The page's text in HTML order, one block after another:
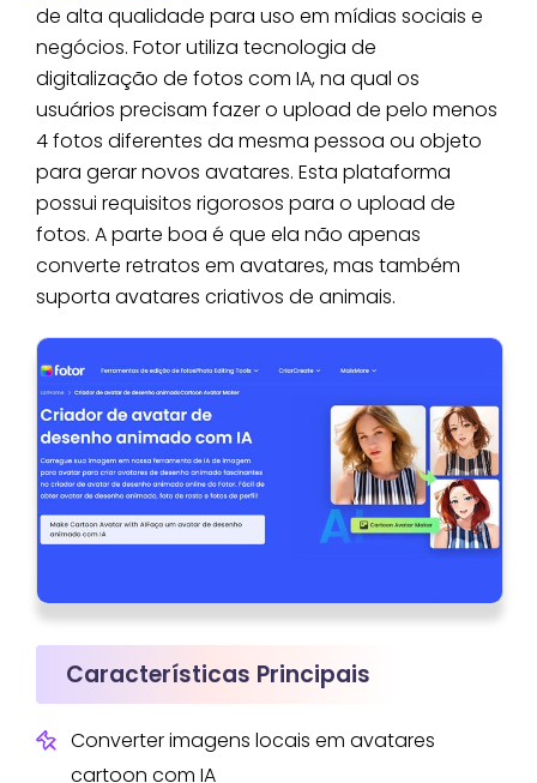
de alta qualidade para uso em mídias sociais e
negócios. Fotor utiliza tecnologia de
digitalização de fotos com IA, na qual os
usuários precisam fazer o upload de pelo menos
4 fotos diferentes da mesma pessoa ou objeto
para gerar novos avatares. Esta plataforma
possui requisitos rigorosos para o upload de
fotos. A parte boa é que ela não apenas
converte retratos em avatares, mas também
suporta avatares criativos de animais.
Características Principais
Converter imagens locais em avatares
cartoon com IA